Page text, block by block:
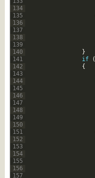
134
135
136
137
138
139
140
141
142
143
144
145
146
147
148
149
150
151
152
153
154
155
156
157
}
if
(
{